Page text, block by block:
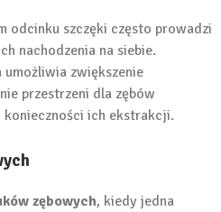
odcinku szczęki często prowadzi
nachodzenia na siebie.
umożliwia zwiększenie
przestrzeni dla zębów
konieczności ich ekstrakcji.
zębowych, kiedy jedna